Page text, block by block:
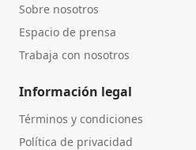
Sobre nosotros
Espacio de prensa
Trabaja con nosotros
Información legal
Términos y condiciones
Política de privacidad